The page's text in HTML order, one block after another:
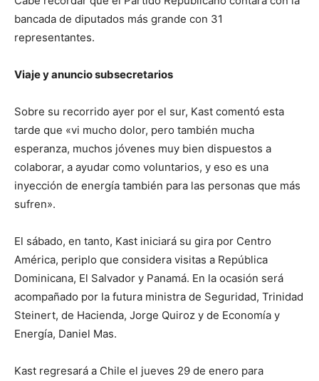
bancada de diputados más grande con 31
representantes.
Viaje y anuncio subsecretarios
Sobre su recorrido ayer por el sur, Kast comentó esta
tarde que «vi mucho dolor, pero también mucha
esperanza, muchos jóvenes muy bien dispuestos a
colaborar, a ayudar como voluntarios, y eso es una
inyección de energía también para las personas que más
sufren».
El sábado, en tanto, Kast iniciará su gira por Centro
América, periplo que considera visitas a República
Dominicana, El Salvador y Panamá. En la ocasión será
acompañado por la futura ministra de Seguridad, Trinidad
Steinert, de Hacienda, Jorge Quiroz y de Economía y
Energía, Daniel Mas.
Kast regresará a Chile el jueves 29 de enero para